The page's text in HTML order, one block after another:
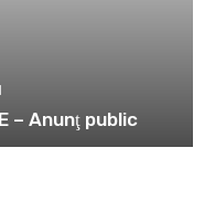
– Anunţ public